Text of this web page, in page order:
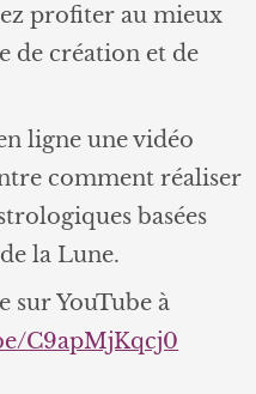
profiter au mieux
de création et de
ligne une vidéo
comment réaliser
basées
la Lune.
sur YouTube à
C9apMjKqcj0